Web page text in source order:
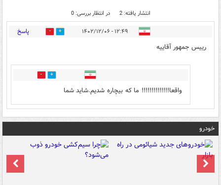
انتشار یافته: 2 در انتظار بررسی: 0
۱۲:۴۹ - ۱۴۰۲/۱۲/۰۶ 0 پاسخ
رییس جمهور آقاییه
0
واقعا!!!!!!!!!!!!!! ما که بیچاره شدیم.شاید شما
خودرو